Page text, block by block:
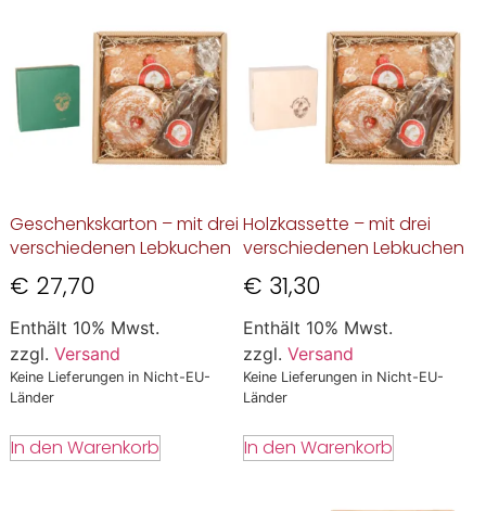
Geschenkskarton – mit drei
verschiedenen Lebkuchen
€ 27,70
Enthält 10% Mwst.
zzgl. Versand
Keine Lieferungen in Nicht-EU-
Länder
In den Warenkorb
Holzkassette – mit drei
verschiedenen Lebkuchen
€ 31,30
Enthält 10% Mwst.
zzgl. Versand
Keine Lieferungen in Nicht-EU-
Länder
In den Warenkorb